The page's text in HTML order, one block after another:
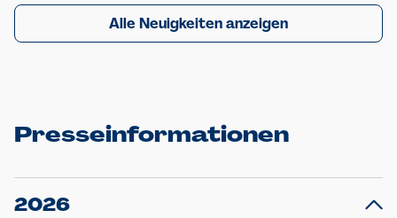
Alle Neuigkeiten anzeigen
Presseinformationen
2026